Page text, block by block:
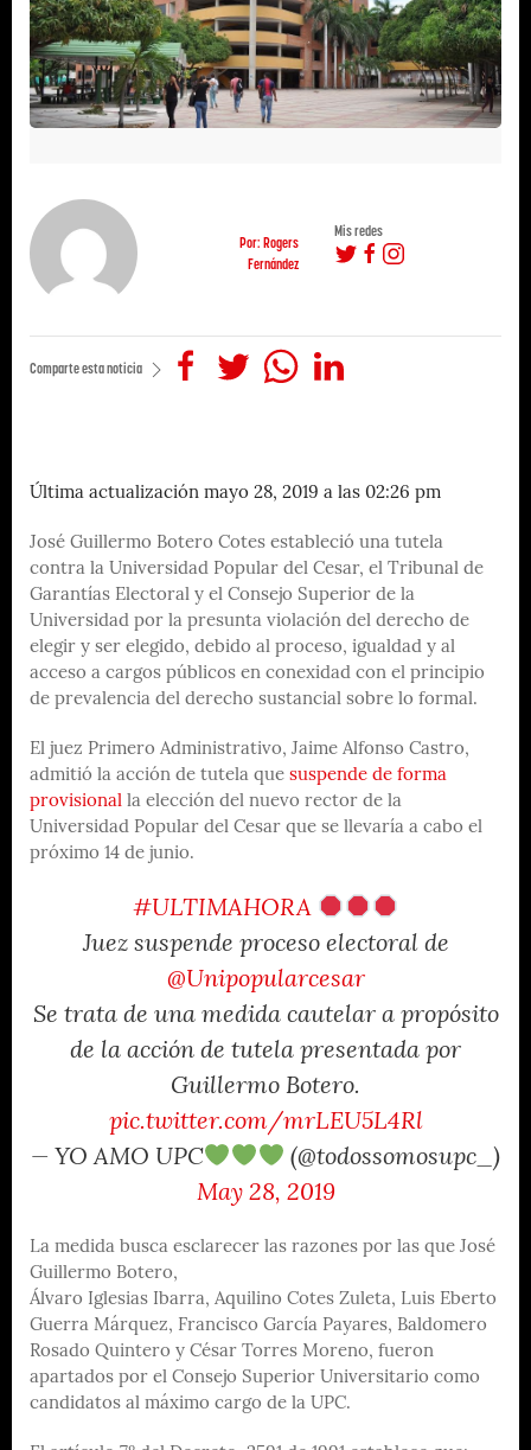
Por: Rogers
Fernández
Mis redes
Comparte esta noticia
Última actualización mayo 28, 2019 a las 02:26 pm
José Guillermo Botero Cotes estableció una tutela
contra la Universidad Popular del Cesar, el Tribunal de
Garantías Electoral y el Consejo Superior de la
Universidad por la presunta violación del derecho de
elegir y ser elegido, debido al proceso, igualdad y al
acceso a cargos públicos en conexidad con el principio
de prevalencia del derecho sustancial sobre lo formal.
El juez Primero Administrativo, Jaime Alfonso Castro,
admitió la acción de tutela que suspende de forma
provisional la elección del nuevo rector de la
Universidad Popular del Cesar que se llevaría a cabo el
próximo 14 de junio.
#ULTIMAHORA
Juez suspende proceso electoral de
@Unipopularcesar
Se trata de una medida cautelar a propósito
de la acción de tutela presentada por
Guillermo Botero.
pic.twitter.com/mrLEU5L4Rl
— YO AMO UPC
(@todossomosupc_)
May 28, 2019
La medida busca esclarecer las razones por las que José
Guillermo Botero,
Álvaro Iglesias Ibarra, Aquilino Cotes Zuleta, Luis Eberto
Guerra Márquez, Francisco García Payares, Baldomero
Rosado Quintero y César Torres Moreno, fueron
apartados por el Consejo Superior Universitario como
candidatos al máximo cargo de la UPC.